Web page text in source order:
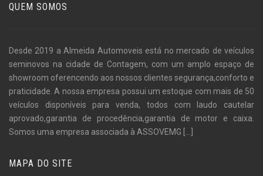
QUEM SOMOS
Desde 2019 a Almeida Automoveis está no mercado de veículos
seminovos na cidade de Contagem, com um amplo espaço de
showroom oferencendo aos nossos clientes segurança,conforto e
praticidade. A nossa empresa possui um estoque com mais de 50
veículos disponíveis para venda, todos com laudo cautelar
aprovado,garantia de procedência,garantia de motor e caixa.
Somos uma empresa associada à ASSOVEMG
MAPA DO SITE